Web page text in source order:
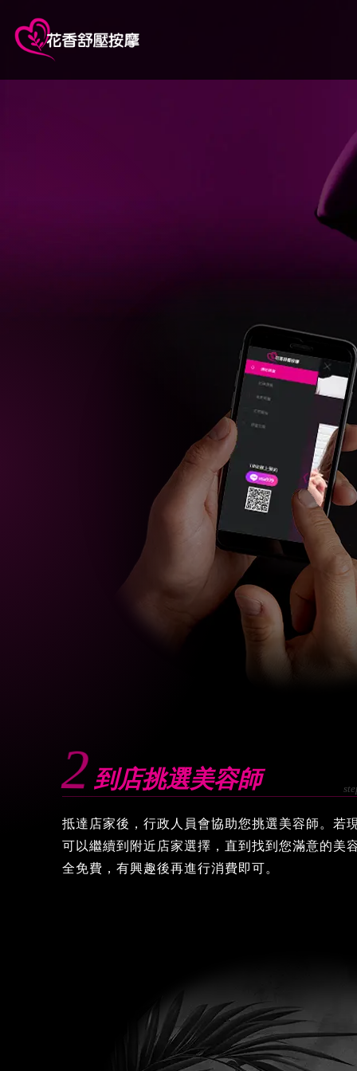
到店挑選美容師
2
抵達店家後，行政人員會協助您挑選美容師。若
可以繼續到附近店家選擇，直到找到您滿意的美
全免費，有興趣後再進行消費即可。